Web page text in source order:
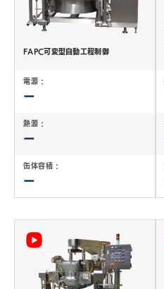
FAPC可変型自動工程制御
電源 :
ー
熱源 :
ー
缶体容積 :
ー